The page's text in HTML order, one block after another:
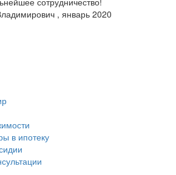
, январь 2020
в ипотеку